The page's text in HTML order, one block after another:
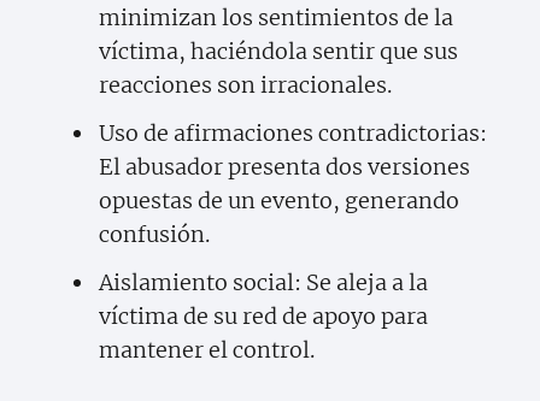
minimizan los sentimientos de la
víctima, haciéndola sentir que sus
reacciones son irracionales.
Uso de afirmaciones contradictorias:
El abusador presenta dos versiones
opuestas de un evento, generando
confusión.
Aislamiento social: Se aleja a la
víctima de su red de apoyo para
mantener el control.